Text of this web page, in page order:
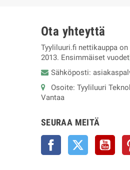
Ota yhteyttä
Tyyliluuri.fi nettikauppa
2013. Ensimmäiset vuodet
Sähköposti:
Osoite: Tyyliluuri
Vantaa
SEURAA MEITÄ
Facebook Twitter